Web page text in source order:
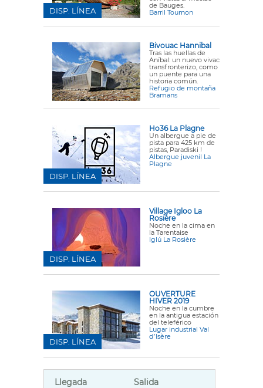
de Bauges.
Barril Tournon
DISP. LÍNEA
Bivouac Hannibal
Tras las huellas de
Aníbal: un nuevo vivac
transfronterizo, como
un puente para una
historia común.
Refugio de montaña
Bramans
Ho36 La Plagne
Un albergue a pie de
pista para 425 km de
pistas, Paradiski !
Albergue juvenil La
Plagne
DISP. LÍNEA
Village Igloo La
Rosière
Noche en la cima en
la Tarentaise
Iglú La Rosière
DISP. LÍNEA
OUVERTURE
HIVER 2019
Noche en la cumbre
en la antigua estación
del teleférico
Lugar industrial Val
dʼIsère
DISP. LÍNEA
Llegada Salida